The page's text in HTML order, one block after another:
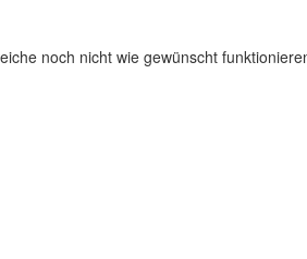
noch nicht wie gewünscht